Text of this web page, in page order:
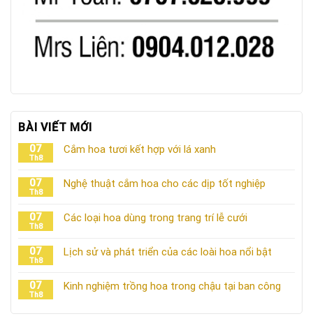
BÀI VIẾT MỚI
07
Th8
Cắm hoa tươi kết hợp với lá xanh
07
Th8
Nghệ thuật cắm hoa cho các dịp tốt nghiệp
07
Th8
Các loại hoa dùng trong trang trí lễ cưới
07
Th8
Lịch sử và phát triển của các loài hoa nổi bật
07
Th8
Kinh nghiệm trồng hoa trong chậu tại ban công